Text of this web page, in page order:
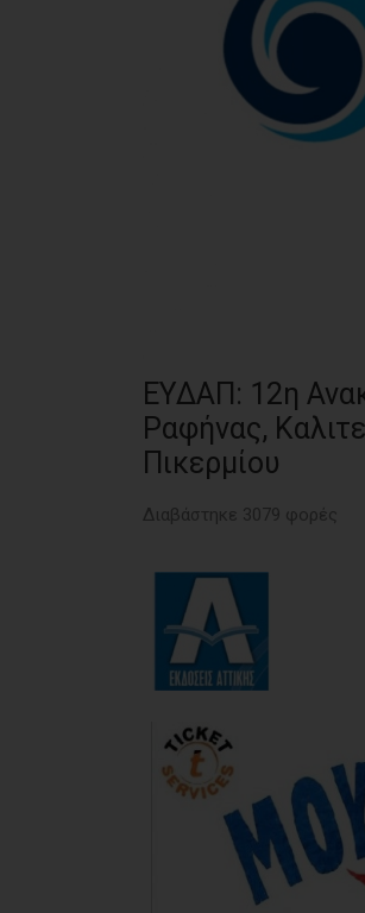
ΕΥΔΑΠ: 12η
Ραφήνας,
Πικερμίου
Διαβάστηκε 3079 φορές